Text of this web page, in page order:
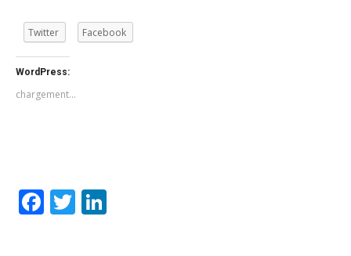
Twitter Facebook
WordPress:
chargement…
Facebook
Twitter